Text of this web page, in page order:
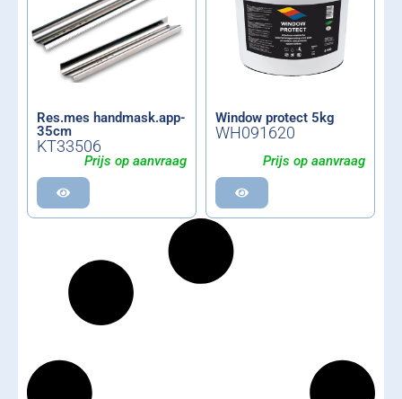
Res.mes handmask.app-
35cm
KT33506
Prijs op aanvraag
Window protect 5kg
WH091620
Prijs op aanvraag